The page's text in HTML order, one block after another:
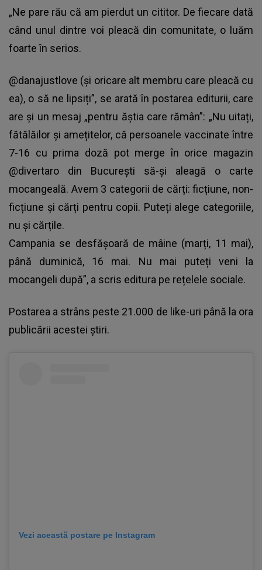
„Ne pare rău că am pierdut un cititor. De fiecare dată
când unul dintre voi pleacă din comunitate, o luăm
foarte în serios.
@danajustlove (și oricare alt membru care pleacă cu
ea), o să ne lipsiți”, se arată în postarea editurii, care
are și un mesaj „pentru ăștia care rămân”: „Nu uitați,
fătălăilor și amețitelor, că persoanele vaccinate între
7-16 cu prima doză pot merge în orice magazin
@divertaro din București să-și aleagă o carte
mocangeală. Avem 3 categorii de cărți: ficțiune, non-
ficțiune și cărți pentru copii. Puteți alege categoriile,
nu și cărțile.
Campania se desfășoară de mâine (marți, 11 mai),
până duminică, 16 mai. Nu mai puteți veni la
mocangeli după”, a scris editura pe rețelele sociale.
Postarea a strâns peste 21.000 de like-uri până la ora
publicării acestei știri.
Vezi această postare pe Instagram